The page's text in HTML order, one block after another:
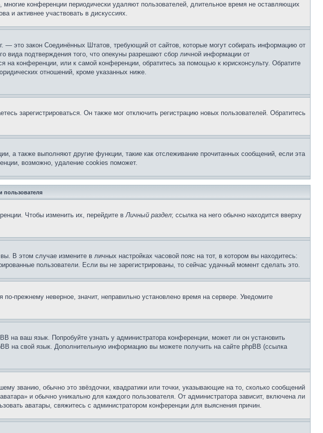
конференции периодически удаляют пользователей, длительное время не оставляющих
и активнее участвовать в дискуссиях.
— это закон Соединённых Штатов, требующий от сайтов, которые могут собирать информацию от
вида подтверждения того, что опекуны разрешают сбор личной информации от
конференции, или к самой конференции, обратитесь за помощью к юрисконсульту. Обратите
отношений, кроме указанных ниже.
зарегистрироваться. Он также мог отключить регистрацию новых пользователей. Обратитесь
а также выполняют другие функции, такие как отслеживание прочитанных сообщений, если эта
возможно, удаление cookies поможет.
пользователя
Чтобы изменить их, перейдите вЛичный раздел; ссылка на него обычно находится вверху
В этом случае измените в личных настройках часовой пояс на тот, в котором вы находитесь:
пользователи. Если вы не зарегистрированы, то сейчас удачный момент сделать это.
прежнему неверное, значит, неправильно установлено время на сервере. Уведомите
на ваш язык. Попробуйте узнать у администратора конференции, может ли он установить
на свой язык. Дополнительную информацию вы можете получить на сайте phpBB (ссылка
званию, обычно это звёздочки, квадратики или точки, указывающие на то, сколько сообщений
и обычно уникально для каждого пользователя. От администратора зависит, включена ли
аватары, свяжитесь с администратором конференции для выяснения причин.